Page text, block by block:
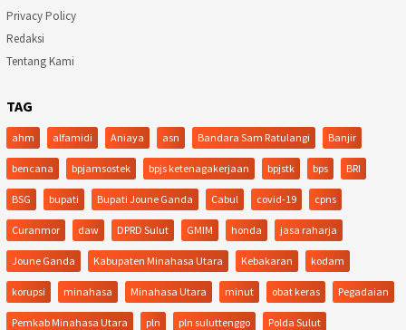
Privacy Policy
Redaksi
Tentang Kami
TAG
ahm alfamidi Aniaya asn Bandara Sam Ratulangi Banjir
bencana bpjamsostek bpjs ketenagakerjaan bpjstk bps BRI
BSG bupati Bupati Joune Ganda Cabul covid-19 cpns
Curanmor daw DPRD Sulut GMIM honda jasa raharja
Joune Ganda Kabupaten Minahasa Utara Kebakaran kodam
korupsi minahasa Minahasa Utara minut obat keras Pegadaian
Pemkab Minahasa Utara pln pln suluttenggo Polda Sulut